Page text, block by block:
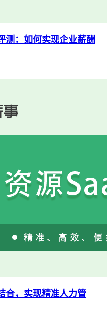
测：如何实现企业薪酬
合，实现精准人力管